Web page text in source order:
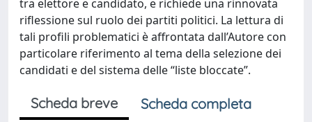
tra elettore e candidato, e richiede una rinnovata
riflessione sul ruolo dei partiti politici. La lettura di
tali profili problematici è affrontata dall’Autore con
particolare riferimento al tema della selezione dei
candidati e del sistema delle “liste bloccate”.
Scheda breve
Scheda completa